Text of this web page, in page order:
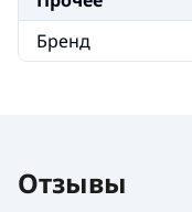
Бренд
Отзывы